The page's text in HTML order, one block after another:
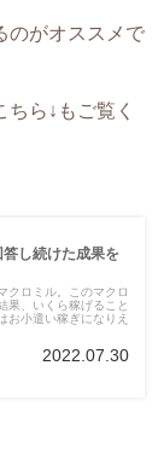
のがオススメで
ら↓もご覧く
し続けた成果を
クロミル。このマクロ
果、いくら稼げること
お小遣い稼ぎになりえ
2022.07.30